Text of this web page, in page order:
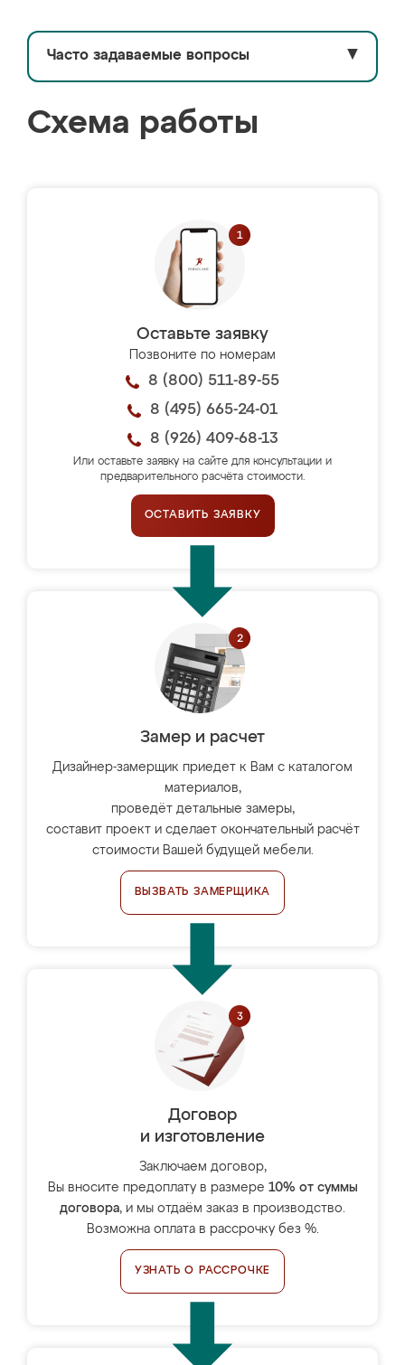
Часто задаваемые вопросы ▼
Схема работы
Оставьте заявку
Позвоните по номерам
8 (800) 511-89-55
8 (495) 665-24-01
8 (926) 409-68-13
Или оставьте заявку на сайте для консультации и
предварительного расчёта стоимости.
ОСТАВИТЬ ЗАЯВКУ
Замер и расчет
Дизайнер-замерщик приедет к Вам с каталогом
материалов,
проведёт детальные замеры,
составит проект и сделает окончательный расчёт
стоимости Вашей будущей мебели.
ВЫЗВАТЬ ЗАМЕРЩИКА
Договор
и изготовление
Заключаем договор,
Вы вносите предоплату в размере 10% от суммы
договора, и мы отдаём заказ в производство.
Возможна оплата в рассрочку без %.
УЗНАТЬ О РАССРОЧКЕ